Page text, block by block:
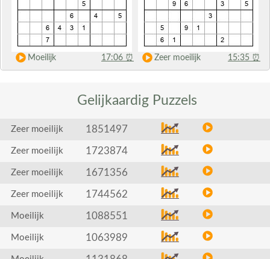
Moeilijk 17:06 ⏰ Zeer moeilijk 15:35 ⏰
Gelijkaardig Puzzels
Zeer moeilijk 1851497
Zeer moeilijk 1723874
Zeer moeilijk 1671356
Zeer moeilijk 1744562
Moeilijk 1088551
Moeilijk 1063989